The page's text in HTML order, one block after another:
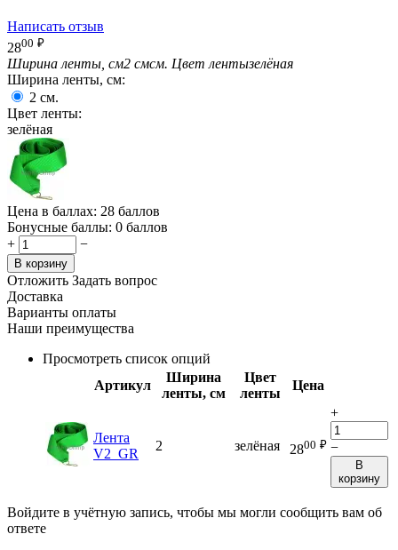
Написать отзыв
2800 ₽
Ширина ленты, см2 смсм. Цвет лентызелёная
Ширина ленты, см:
2 см.
Цвет ленты:
зелёная
Цена в баллах: 28 баллов
Бонусные баллы: 0 баллов
+
−
В корзину
Отложить Задать вопрос
Доставка
Варианты оплаты
Наши преимущества
Просмотреть список опций
Артикул
Ширина
ленты, см
Цвет
ленты
Цена
Лента
V2_GR
2 зелёная 2800 ₽
+
−
В
корзину
Войдите в учётную запись, чтобы мы могли сообщить вам об
ответе